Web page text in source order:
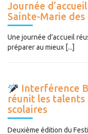
Journée
Sainte-Marie des
Une journée d’accueil
préparer au mieux [...]
Interférence
réunit les talents
scolaires
Deuxième édition du